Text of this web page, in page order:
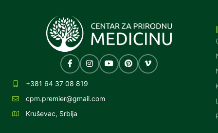
+381 64 37 08 819
cpm.premier@gmail.com
Kruševac, Srbija